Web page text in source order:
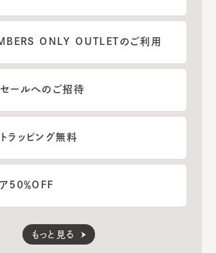
ONLY OUTLETのご利用
ールへのご招待
ラッピング無料
50％OFF
もっと見る